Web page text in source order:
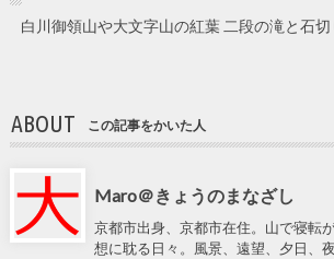
白川御領山や大文字山の紅葉 二段の滝と石
ABOUT この記事をかいた人
Maro＠きょうのまなざし
京都市出身、京都市在住。山で寝転
想に耽る日々。風景、遠望、夕日、